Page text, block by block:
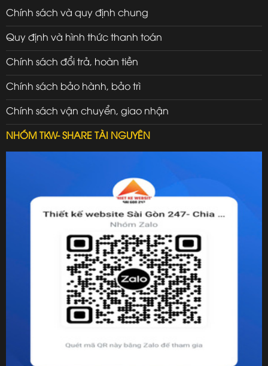
Chính sách và quy định chung
Quy định và hình thức thanh toán
Chính sách đổi trả, hoàn tiền
Chính sách bảo hành, bảo trì
Chính sách vận chuyển, giao nhận
NHÓM TKW- SHARE TÀI NGUYÊN